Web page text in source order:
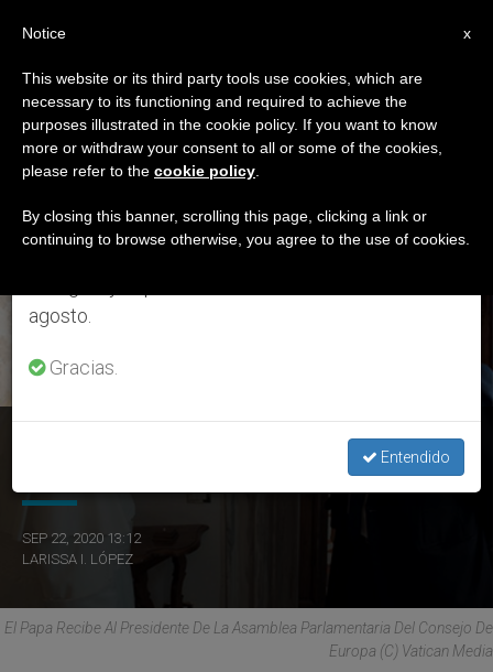
ETIQUETA
Posts Tagged ‘Rik
Daems’
ÚLTIMAS NOTICIAS
Consejo de Europa: El Papa recibe al presidente de la
SEP 22, 2020 13:12
LARISSA I. LÓPEZ
El Papa Recibe Al Presidente De La Asamblea Parlamentaria Del Consejo De
Europa (C) Vatican Media
×
Aviso importante
Del 27 de julio al 7 de agosto haremos la pausa
anual, aprovechando que en el periodo de verano
se generan menos informaciones y también el
agosto.
Gracias.
Entendido
x
Notice
This website or its third party tools use cookies, which are
necessary to its functioning and required to achieve the
purposes illustrated in the cookie policy. If you want to know
more or withdraw your consent to all or some of the cookies,
please refer to the cookie policy
By closing this banner, scrolling this page, clicking a link or
continuing to browse otherwise, you agree to the use of cookies.